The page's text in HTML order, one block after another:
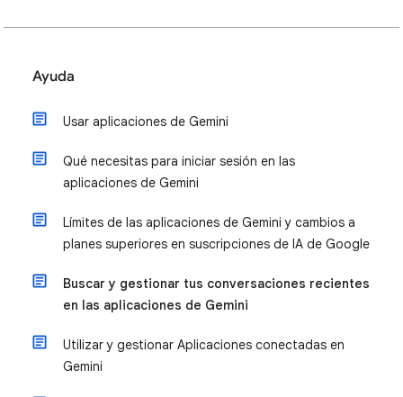
Ayuda
Usar aplicaciones de Gemini
Qué necesitas para iniciar sesión en las
aplicaciones de Gemini
Límites de las aplicaciones de Gemini y cambios a
planes superiores en suscripciones de IA de Google
Buscar y gestionar tus conversaciones recientes
en las aplicaciones de Gemini
Utilizar y gestionar Aplicaciones conectadas en
Gemini